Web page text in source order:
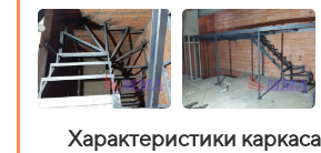
Характеристики